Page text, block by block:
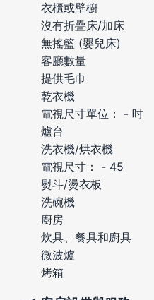
衣櫃或壁櫥
沒有折疊床/加床
無搖籃 (嬰兒床)
客廳數量
提供毛巾
乾衣機
電視尺寸單位： - 吋
爐台
洗衣機/烘衣機
電視尺寸： - 45
熨斗/燙衣板
洗碗機
廚房
炊具、餐具和廚具
微波爐
烤箱